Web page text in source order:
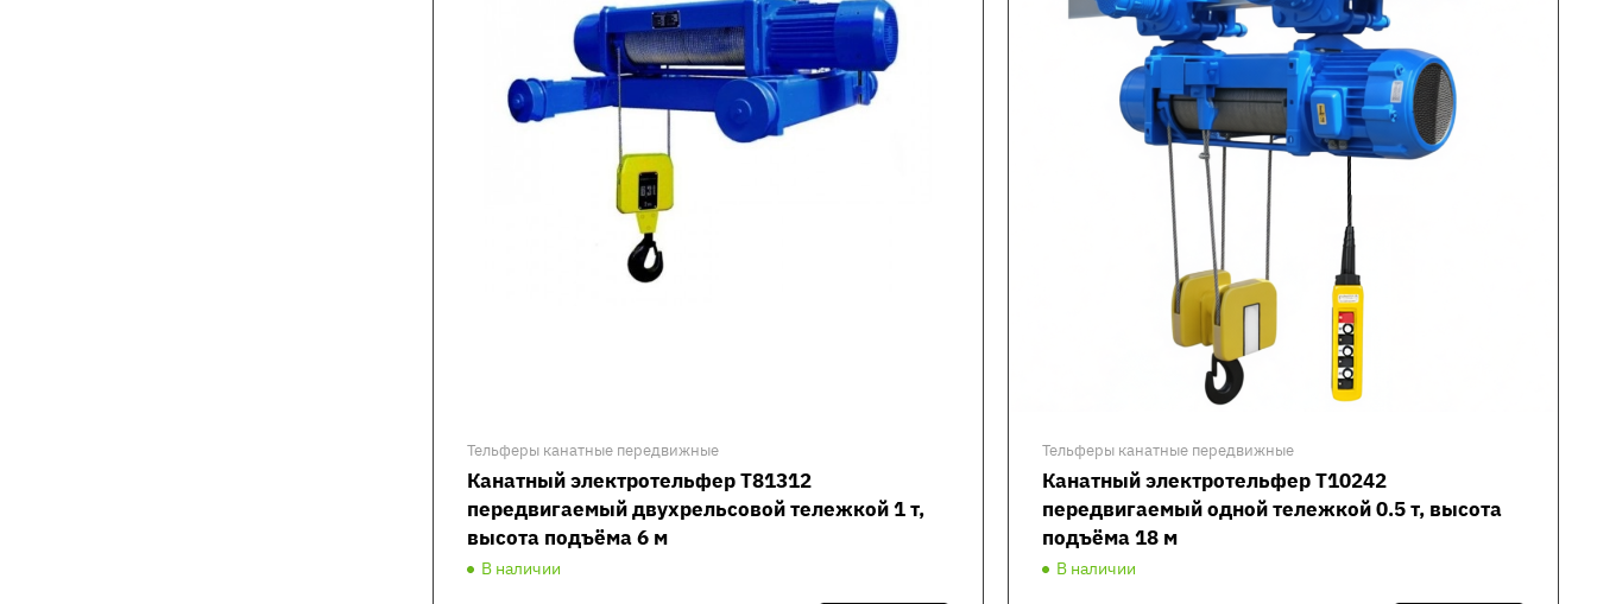
Тельферы канатные передвижные
Канатный электротельфер Т81312
передвигаемый двухрельсовой тележкой 1 т,
высота подъёма 6 м
В наличии
Тельферы канатные передвижные
Канатный электротельфер Т10242
передвигаемый одной тележкой 0.5 т, высота
подъёма 18 м
В наличии